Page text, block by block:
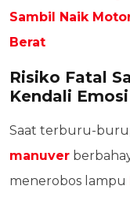
Sambil Naik
Berat
Risiko Fatal
Kendali Emosi
Saat terburu-
manuver
menerobos lampu